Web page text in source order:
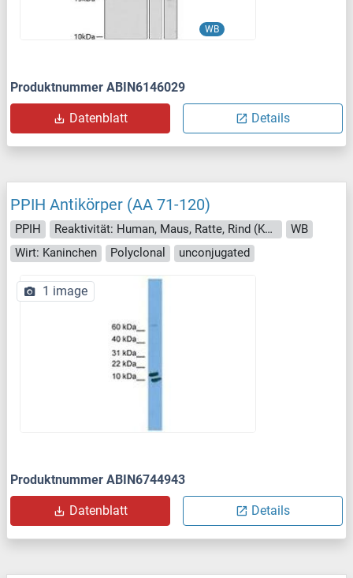
WB
Produktnummer ABIN6146029
Datenblatt Details
PPIH Antikörper (AA 71-120)
PPIH Reaktivität: Human, Maus, Ratte, Rind (Kuh), Hund, Meerschweinchen, Pferd, Kaninchen, Zebrafisch (Danio rerio), Fledermaus, Affe
WB
Wirt: Kaninchen
Polyclonal unconjugated
1 image
Produktnummer ABIN6744943
Datenblatt Details